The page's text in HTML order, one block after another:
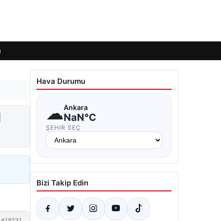
Hava Durumu
☁Ankara
NaN°C
ŞEHIR SEÇ
Bizi Takip Edin